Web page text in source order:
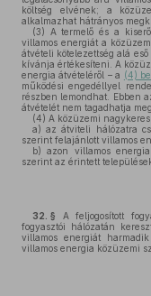
költség elvének; a
alkalmazhat hátrányos
(3) A termelő és a
villamos energiát a
átvételi kötelezettség alá
kívánja értékesíteni. A
energia átvételéről – a (4)
működési engedéllyel
részben lemondhat. Ebben
átvételét nem tagadhatja meg.
(4) A közüzemi
a) az átviteli hálózatra
szerint felajánlott villamos
b) azon villamos
szerint az érintett
32. § A feljogosított
fogyasztói hálózatán
villamos energiát
villamos energia közüzemi